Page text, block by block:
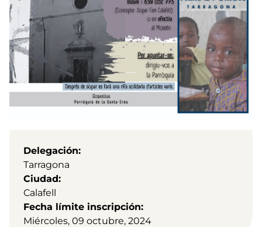
Delegación
Tarragona
Ciudad
Calafell
Fecha límite inscripción
Miércoles, 09 octubre, 2024